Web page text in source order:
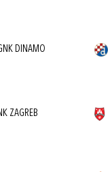
DINAMO
ZAGREB